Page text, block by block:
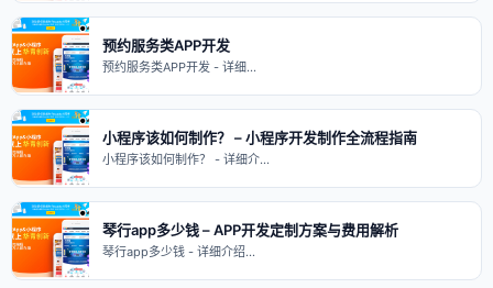
预约服务类APP开发
预约服务类APP开发 - 详细…
小程序该如何制作？ – 小程序开发制作全流程指南
小程序该如何制作？ - 详细介…
琴行app多少钱 – APP开发定制方案与费用解析
琴行app多少钱 - 详细介绍…